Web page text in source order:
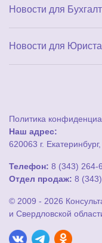
Новости для
Новости для
Политика
Наш адрес:
620063 г.
Телефон: 8 (343) 264-
Отдел продаж: 8
© 2009 - 2026
и Свердловской